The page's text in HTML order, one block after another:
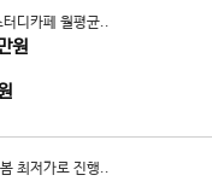
터디카페 월평균..
원
최저가로 진행..